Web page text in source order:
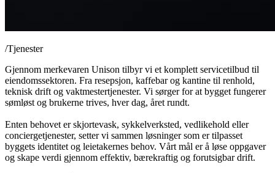
/Tjenester
Gjennom merkevaren Unison tilbyr vi et komplett servicetilbud til
eiendomssektoren. Fra resepsjon, kaffebar og kantine til renhold,
teknisk drift og vaktmestertjenester. Vi sørger for at bygget fungerer
sømløst og brukerne trives, hver dag, året rundt.
Enten behovet er skjortevask, sykkelverksted, vedlikehold eller
conciergetjenester, setter vi sammen løsninger som er tilpasset
byggets identitet og leietakernes behov. Vårt mål er å løse oppgaver
og skape verdi gjennom effektiv, bærekraftig og forutsigbar drift.